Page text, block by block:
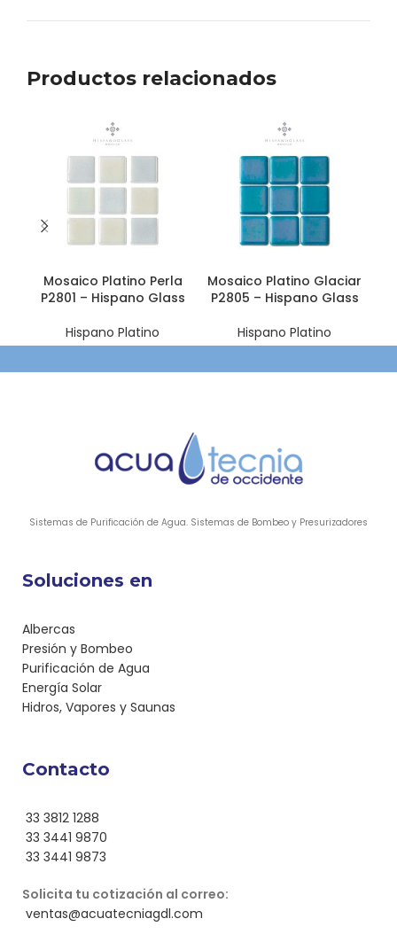
Productos relacionados
Mosaico Platino Perla
P2801 – Hispano Glass
Hispano Platino
Mosaico Platino Glaciar
P2805 – Hispano Glass
Hispano Platino
Sistemas de Purificación de Agua. Sistemas de Bombeo y Presurizadores
Soluciones en
Albercas
Presión y Bombeo
Purificación de Agua
Energía Solar
Hidros, Vapores y Saunas
Contacto
33 3812 1288
33 3441 9870
33 3441 9873
Solicita tu cotización al correo:
ventas@acuatecniagdl.com